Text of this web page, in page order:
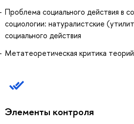
Проблема социального действия в
социологии: натуралистские
социального действия
Метатеоретическая критика
Элементы контроля